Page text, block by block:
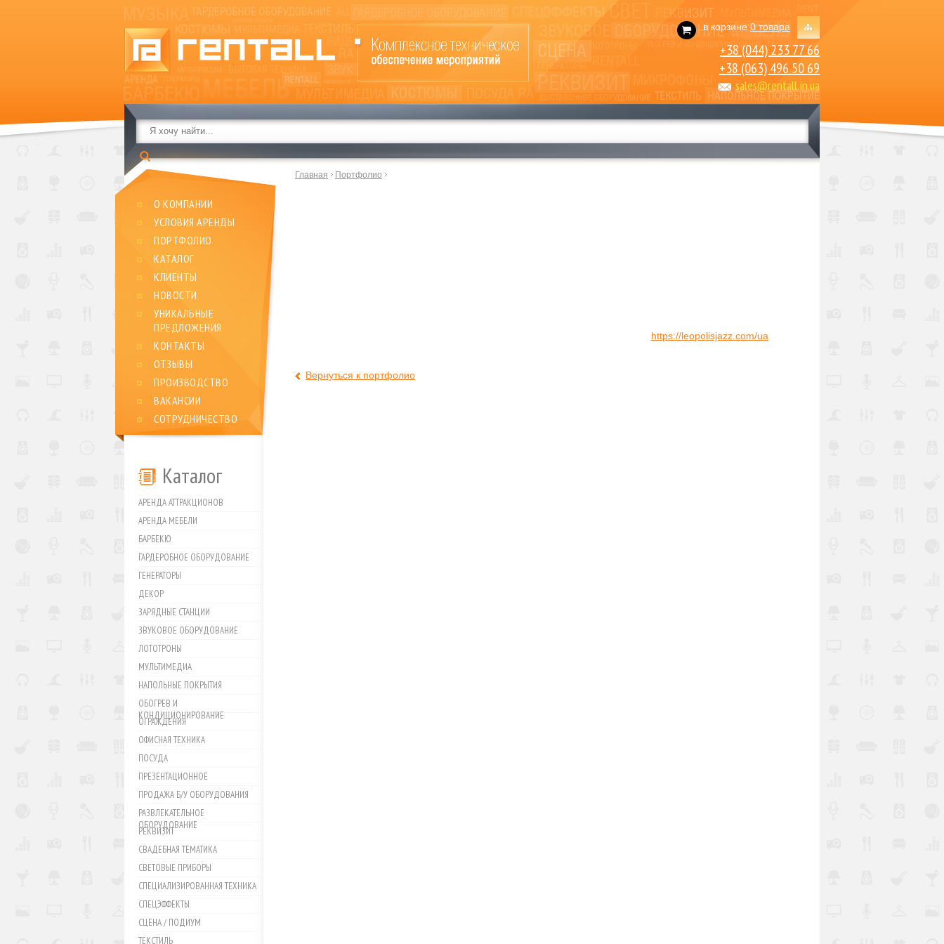
в корзине0 товара
+38 (044) 233 77 66
+38 (063) 496 50 69
sales@rentall.in.ua
О КОМПАНИИ
УСЛОВИЯ АРЕНДЫ
ПОРТФОЛИО
КАТАЛОГ
КЛИЕНТЫ
НОВОСТИ
УНИКАЛЬНЫЕ
ПРЕДЛОЖЕНИЯ
КОНТАКТЫ
ОТЗЫВЫ
ПРОИЗВОДСТВО
ВАКАНСИИ
СОТРУДНИЧЕСТВО
Каталог
АРЕНДА АТТРАКЦИОНОВ
АРЕНДА МЕБЕЛИ
БАРБЕКЮ
ГАРДЕРОБНОЕ ОБОРУДОВАНИЕ
ГЕНЕРАТОРЫ
ДЕКОР
ЗАРЯДНЫЕ СТАНЦИИ
ЗВУКОВОЕ ОБОРУДОВАНИЕ
ЛОТОТРОНЫ
МУЛЬТИМЕДИА
НАПОЛЬНЫЕ ПОКРЫТИЯ
ОБОГРЕВ И
КОНДИЦИОНИРОВАНИЕ
ОГРАЖДЕНИЯ
ОФИСНАЯ ТЕХНИКА
ПОСУДА
ПРЕЗЕНТАЦИОННОЕ
ПРОДАЖА Б/У ОБОРУДОВАНИЯ
РАЗВЛЕКАТЕЛЬНОЕ
ОБОРУДОВАНИЕ
РЕКВИЗИТ
СВАДЕБНАЯ ТЕМАТИКА
СВЕТОВЫЕ ПРИБОРЫ
СПЕЦИАЛИЗИРОВАННАЯ ТЕХНИКА
СПЕЦЭФФЕКТЫ
СЦЕНА / ПОДИУМ
ТЕКСТИЛЬ
Главная Портфолио
https://leopolisjazz.com/ua
Вернуться к портфолио